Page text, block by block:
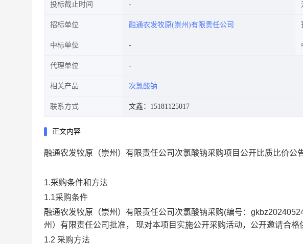
投标截止时间
招标单位 融通农发牧原(崇州)有限责任公司
中标单位
代理单位
相关产品 次氯酸钠
联系方式 文鑫：15181125017
正文内容
融通农发牧原（崇州）有限责任公司次氯酸钠采购项目公开比质比价公
1.采购条件和方法
1.1采购条件
融通农发牧原（崇州）有限责任公司次氯酸钠采购(编号：
州）有限责任公司批准，
现对本项目实施公开采购活动，公开邀请合格
1.2 采购方法